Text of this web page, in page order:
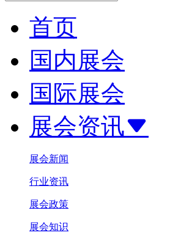
首页
国内展会
国际展会
展会资讯
展会新闻
行业资讯
展会政策
展会知识